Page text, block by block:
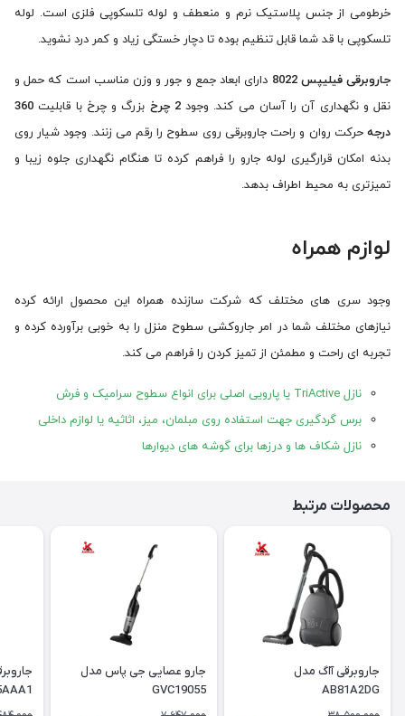
خرطومی از جنس پلاستیک نرم و منعطف و لوله تلسکوپی فلزی است. لوله
تلسکوپی با قد شما قابل تنظیم بوده تا دچار خستگی زیاد و کمر درد نشوید.
جاروبرقی فیلیپس 8022
دارای ابعاد جمع‌ و جور و وزن مناسب است که حمل و
نقل و نگهداری آن را آسان می ‌کند. وجود2 چرخ بزرگ و چرخ با قابلیت 360
درجه حرکت روان و راحت جاروبرقی روی سطوح را رقم می زنند. وجود شیار روی
بدنه امکان قرارگیری لوله جارو را فراهم کرده تا هنگام نگهداری جلوه زیبا و
تمیزتری به محیط اطراف بدهد.
لوازم همراه
وجود سری های مختلف که شرکت سازنده همراه این محصول ارائه کرده
نیازهای مختلف شما در امر جاروکشی سطوح منزل را به خوبی برآورده کرده و
تجربه ‌ای راحت و مطمئن از تمیز کردن را فراهم می ‌کند.
نازل TriActive یا پارویی اصلی برای انواع سطوح سرامیک و فرش
برس گردگیری جهت استفاده روی مبلمان، میز، اثاثیه یا لوازم داخلی
نازل شکاف ها و درزها برای گوشه های دیوارها
محصولات مرتبط
جاروبرقی آاگ مدل
AB81A2DG
جارو عصایی جی پاس مدل
GVC19055